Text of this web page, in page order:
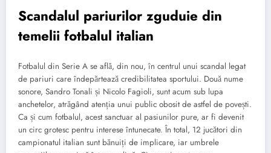
Scandalul pariurilor zguduie din
temelii fotbalul italian
Fotbalul din Serie A se află, din nou, în centrul unui scandal legat
de pariuri care îndepărtează credibilitatea sportului. Două nume
sonore, Sandro Tonali și Nicolo Fagioli, sunt acum sub lupa
anchetelor, atrăgând atenția unui public obosit de astfel de povești.
Ca și cum fotbalul, acest sanctuar al pasiunilor pure, ar fi devenit
un circ grotesc pentru interese întunecate. În total, 12 jucători din
campionatul italian sunt bănuiți de implicare, iar umbrele